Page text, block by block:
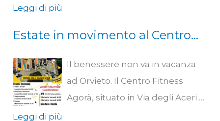
stagione sportiva 2025/2026 che la testata
giudizio, sono stati i migliori risultati della
Orvieto, Roberta Tardani, l’assessore allo
Sport, Piergiorgio Pizzo, il presidente del
Consiglio comunale, Stefano Olimpieri, il
Leggi di più
Estate in movimento al Centro
promozioni per studenti
Il benessere non va in vacanza
ad Orvieto. Il Centro Fitness
Agorà, situato in Via degli Aceri a
Leggi di più